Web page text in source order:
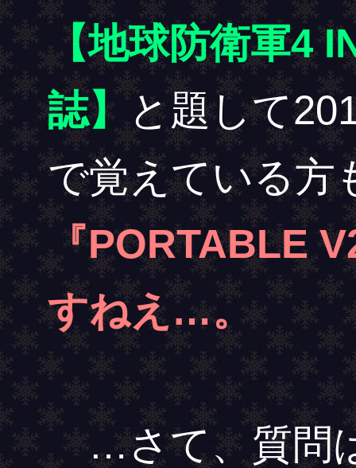
【地球防衛軍4
誌】と題して
で覚えている方
『PORTABLE
すねえ…。
…さて、質問